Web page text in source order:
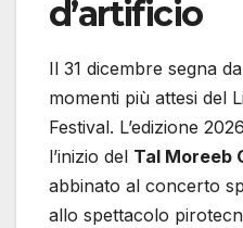
d’artificio
Il 31 dicembre segna
momenti più attesi del
Festival. L’edizione
l’inizio del Tal Moreeb
abbinato al concerto
allo spettacolo